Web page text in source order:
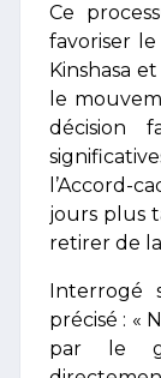
Ce
favoriser
Kinshasa
le
décision
l’Accord-
jours plus
retirer de
Interrogé
précisé : «
par le